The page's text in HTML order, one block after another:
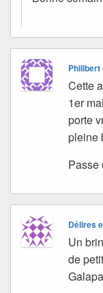
Philibert
Cette
1er
porte
pleine
Passe
Délires
Un
de